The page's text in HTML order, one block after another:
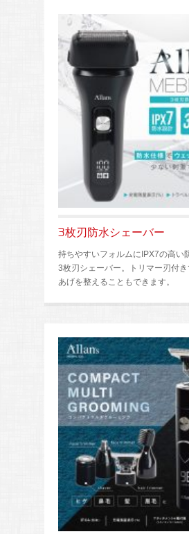
3枚刃防水シェーバー
持ちやすいフォルムにIPX7の高い
3枚刃シェーバー。トリマー刃付
あげを整えることもできます。